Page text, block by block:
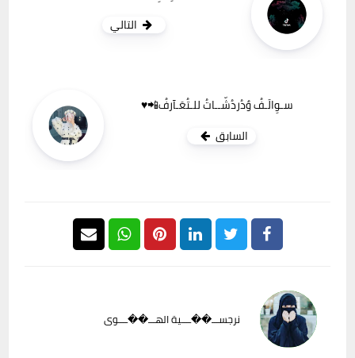
التالي
سـوِالَـفُ وٌدُردُشّــاتُ للـتُعَـآرفُ📲♥️
السابق
نرجســـ��ــــية الهـــ��ــــوى